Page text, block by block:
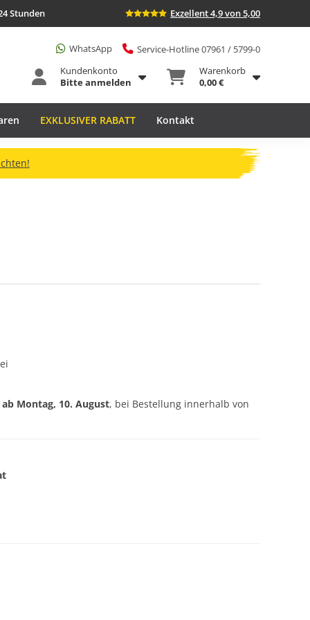
Stunden Exzellent 4,9 von 5,00
WhatsApp
Service-Hotline 07961 / 5799-0
Kundenkonto
Bitte anmelden
Warenkorb
0,00 €
EXKLUSIVER RABATT Kontakt
Montag, 10. August, bei Bestellung innerhalb von